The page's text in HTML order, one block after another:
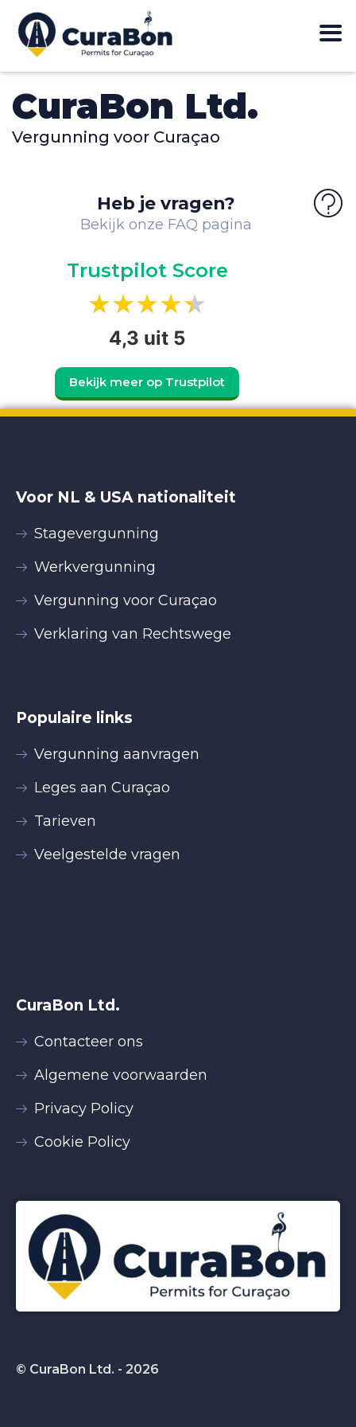
Heb je vragen?
Bekijk onze FAQ pagina
Trustpilot Score
★★★★★
4,3 uit 5
Bekijk meer op Trustpilot
CuraBon Ltd.
Vergunning voor Curaçao
Voor NL & USA nationaliteit
Stagevergunning
Werkvergunning
Vergunning voor Curaçao
Verklaring van Rechtswege
Populaire links
Vergunning aanvragen
Leges aan Curaçao
Tarieven
Veelgestelde vragen
CuraBon Ltd.
Contacteer ons
Algemene voorwaarden
Privacy Policy
Cookie Policy
© CuraBon Ltd. - 2026